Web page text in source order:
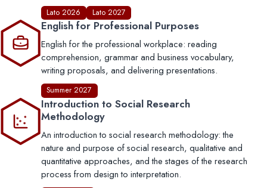
Lato 2026 Lato 2027
English for Professional Purposes
English for the professional workplace: reading
comprehension, grammar and business vocabulary,
writing proposals, and delivering presentations.
Summer 2027
Introduction to Social Research
Methodology
An introduction to social research methodology: the
nature and purpose of social research, qualitative and
quantitative approaches, and the stages of the research
process from design to interpretation.